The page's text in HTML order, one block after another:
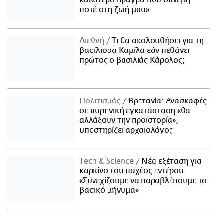
ποτέ στη ζωή μου»
Διεθνή
Τι θα ακολουθήσει για τη
βασίλισσα Καμίλα εάν πεθάνει
πρώτος ο βασιλιάς Κάρολος;
Πολιτισμός
Βρετανία: Ανασκαφές
σε πυρηνική εγκατάσταση «θα
αλλάξουν την προϊστορία»,
υποστηρίζει αρχαιολόγος
Τech & Science
Νέα εξέταση για
καρκίνο του παχέος εντέρου:
«Συνεχίζουμε να παραβλέπουμε το
βασικό μήνυμα»